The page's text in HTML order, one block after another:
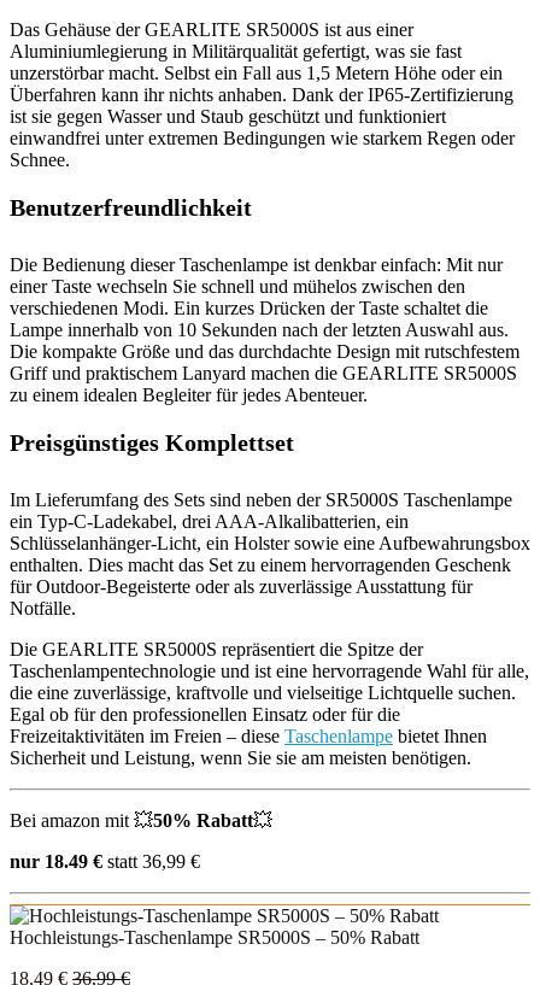
Das Gehäuse der GEARLITE SR5000S ist aus einer
Aluminiumlegierung in Militärqualität gefertigt, was sie fast
unzerstörbar macht. Selbst ein Fall aus 1,5 Metern Höhe oder ein
Überfahren kann ihr nichts anhaben. Dank der IP65-Zertifizierung
ist sie gegen Wasser und Staub geschützt und funktioniert
einwandfrei unter extremen Bedingungen wie starkem Regen oder
Schnee.
Benutzerfreundlichkeit
Die Bedienung dieser Taschenlampe ist denkbar einfach: Mit nur
einer Taste wechseln Sie schnell und mühelos zwischen den
verschiedenen Modi. Ein kurzes Drücken der Taste schaltet die
Lampe innerhalb von 10 Sekunden nach der letzten Auswahl aus.
Die kompakte Größe und das durchdachte Design mit rutschfestem
Griff und praktischem Lanyard machen die GEARLITE SR5000S
zu einem idealen Begleiter für jedes Abenteuer.
Preisgünstiges Komplettset
Im Lieferumfang des Sets sind neben der SR5000S Taschenlampe
ein Typ-C-Ladekabel, drei AAA-Alkalibatterien, ein
Schlüsselanhänger-Licht, ein Holster sowie eine Aufbewahrungsbox
enthalten. Dies macht das Set zu einem hervorragenden Geschenk
für Outdoor-Begeisterte oder als zuverlässige Ausstattung für
Notfälle.
Die GEARLITE SR5000S repräsentiert die Spitze der
Taschenlampentechnologie und ist eine hervorragende Wahl für alle,
die eine zuverlässige, kraftvolle und vielseitige Lichtquelle suchen.
Egal ob für den professionellen Einsatz oder für die
Freizeitaktivitäten im Freien – diese Taschenlampe bietet Ihnen
Sicherheit und Leistung, wenn Sie sie am meisten benötigen.
Bei amazon mit 💥50% Rabatt💥
nur 18.49 € statt 36,99 €
Hochleistungs-Taschenlampe SR5000S – 50% Rabatt
18,49 € 36,99 €